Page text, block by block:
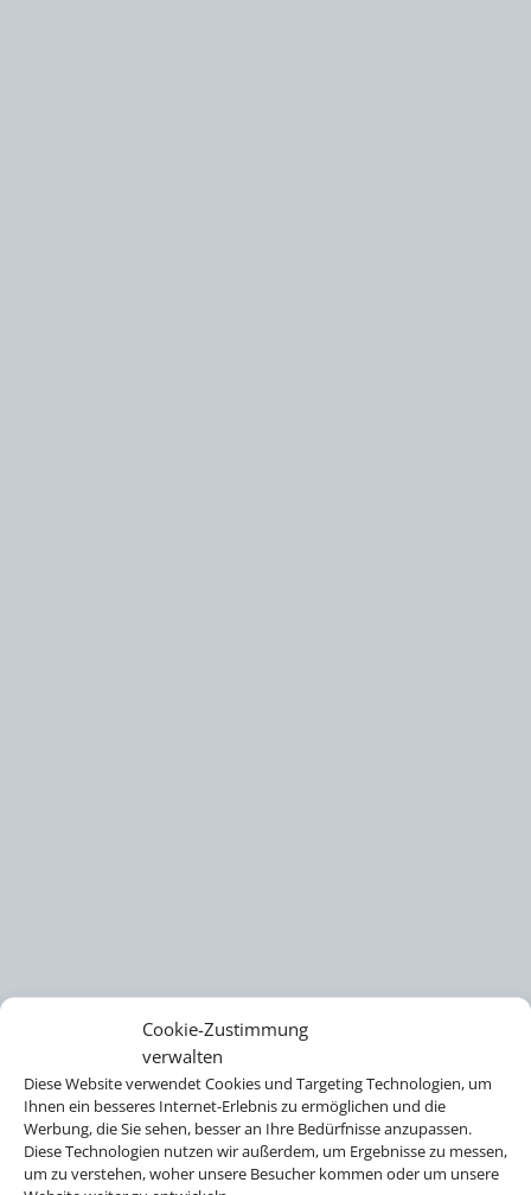
Cookie-Zustimmung
verwalten
Diese Website verwendet Cookies und Targeting Technologien, um
Ihnen ein besseres Internet-Erlebnis zu ermöglichen und die
Werbung, die Sie sehen, besser an Ihre Bedürfnisse anzupassen.
Diese Technologien nutzen wir außerdem, um Ergebnisse zu messen,
um zu verstehen, woher unsere Besucher kommen oder um unsere